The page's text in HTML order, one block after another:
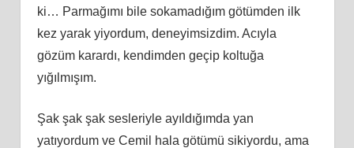
ki… Parmağımı bile sokamadığım götümden ilk
kez yarak yiyordum, deneyimsizdim. Acıyla
gözüm karardı, kendimden geçip koltuğa
yığılmışım.
Şak şak şak sesleriyle ayıldığımda yan
yatıyordum ve Cemil hala götümü sikiyordu, ama